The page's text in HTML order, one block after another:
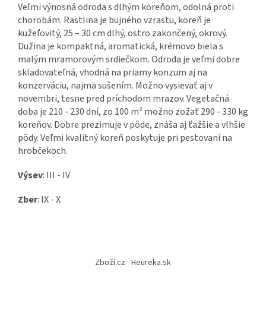
Veľmi výnosná odroda s dlhým koreňom, odolná proti
chorobám. Rastlina je bujného vzrastu, koreň je
kužeľovitý, 25 – 30 cm dlhý, ostro zakončený, okrový.
Dužina je kompaktná, aromatická, krémovo biela s
malým mramorovým srdiečkom. Odroda je veľmi dobre
skladovateľná, vhodná na priamy konzum aj na
konzerváciu, najmä sušením. Možno vysievať aj v
novembri, tesne pred príchodom mrazov. Vegetačná
doba je 210 - 230 dní, zo 100 m² možno zožať 290 - 330 kg
koreňov. Dobre prezimuje v pôde, znáša aj ťažšie a vlhšie
pôdy. Veľmi kvalitný koreň poskytuje pri pestovaní na
hrobčekoch.
Výsev: III - IV
Zber: IX - X
Zboží.cz Heureka.sk